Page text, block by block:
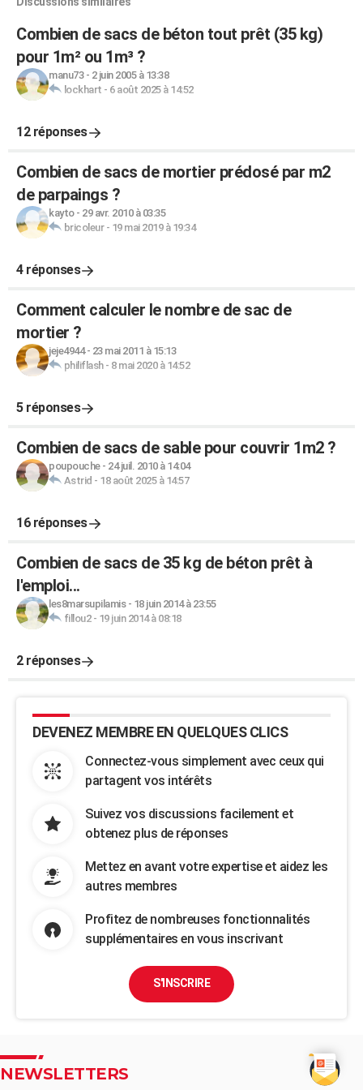
Combien de sacs de béton tout prêt (35 kg)
pour 1m² ou 1m³ ?
manu73- 2 juin 2005 à 13:38
lockhart - 6 août 2025 à 14:52
12 réponses
Combien de sacs de mortier prédosé par m2
de parpaings ?
kayto- 29 avr. 2010 à 03:35
bricoleur- 19 mai 2019 à 19:34
4 réponses
Comment calculer le nombre de sac de
mortier ?
jeje4944- 23 mai 2011 à 15:13
philiflash- 8 mai 2020 à 14:52
5 réponses
Combien de sacs de sable pour couvrir 1m2 ?
poupouche- 24 juil. 2010 à 14:04
Astrid - 18 août 2025 à 14:57
16 réponses
Combien de sacs de 35 kg de béton prêt à
l'emploi...
les8marsupilamis- 18 juin 2014 à 23:55
fillou2- 19 juin 2014 à 08:18
2 réponses
DEVENEZ MEMBRE EN QUELQUES CLICS
Connectez-vous simplement avec ceux qui
partagent vos intérêts
Suivez vos discussions facilement et
obtenez plus de réponses
Mettez en avant votre expertise et aidez les
autres membres
Profitez de nombreuses fonctionnalités
supplémentaires en vous inscrivant
S'INSCRIRE
NEWSLETTERS